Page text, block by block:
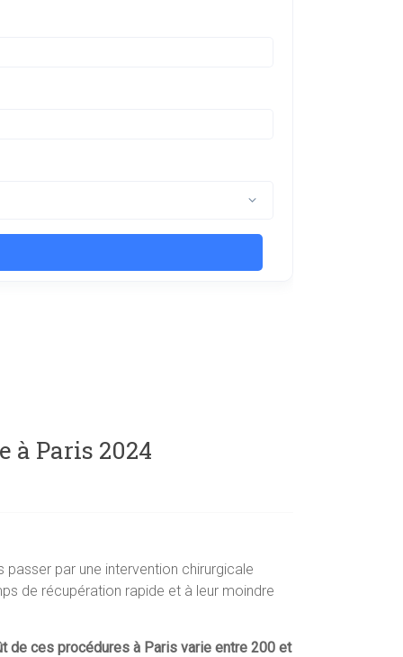
Paris 2024
par une intervention chirurgicale
de récupération rapide et à leur moindre
de ces procédures à Paris varie entre 200 et